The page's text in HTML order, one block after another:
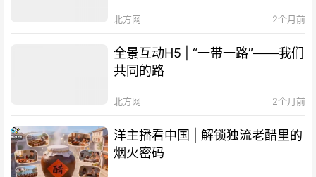
北方网 2个月前
全景互动H5 | “一带一路”——我们
共同的路
北方网 2个月前
洋主播看中国 | 解锁独流老醋里的
烟火密码